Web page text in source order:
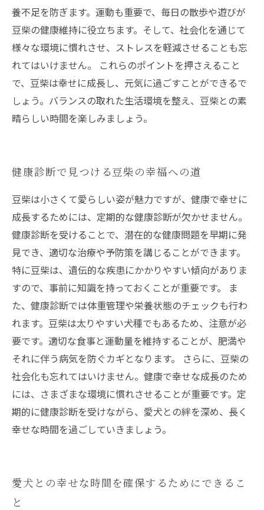
養不足を防ぎます。運動も重要で、毎日の散歩や遊びが
豆柴の健康維持に役立ちます。そして、社会化を通じて
様々な環境に慣れさせ、ストレスを軽減させることも忘
れてはいけません。 これらのポイントを押さえること
で、豆柴は幸せに成長し、元気に過ごすことができるで
しょう。バランスの取れた生活環境を整え、豆柴との素
晴らしい時間を楽しみましょう。
健康診断で見つける豆柴の幸福への道
豆柴は小さくて愛らしい姿が魅力ですが、健康で幸せに
成長するためには、定期的な健康診断が欠かせません。
健康診断を受けることで、潜在的な健康問題を早期に発
見でき、適切な治療や予防策を講じることができます。
特に豆柴は、遺伝的な疾患にかかりやすい傾向がありま
すので、事前に知識を持っておくことが重要です。 ま
た、健康診断では体重管理や栄養状態のチェックも行わ
れます。豆柴は太りやすい犬種でもあるため、注意が必
要です。適切な食事と運動量を維持することが、肥満や
それに伴う病気を防ぐカギとなります。 さらに、豆柴の
社会化も忘れてはいけません。健康で幸せな成長のため
には、さまざまな環境に慣れさせることが重要です。定
期的に健康診断を受けながら、愛犬との絆を深め、長く
幸せな時間を過ごしていきましょう。
愛犬との幸せな時間を確保するためにできるこ
と